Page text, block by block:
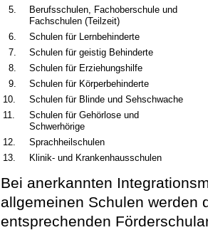
5.
Berufsschulen, Fachoberschule und
Fachschulen (Teilzeit)
6.
Schulen für Lernbehinderte
7.
Schulen für geistig Behinderte
8.
Schulen für Erziehungshilfe
9.
Schulen für Körperbehinderte
10.
Schulen für Blinde und Sehschwache
11.
Schulen für Gehörlose und
Schwerhörige
12.
Sprachheilschulen
13.
Klinik- und Krankenhausschulen
Bei anerkannten
allgemeinen Schulen werden
entsprechenden